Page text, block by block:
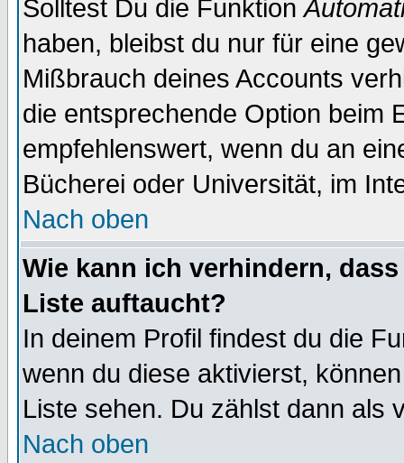
Solltest Du die Funktion
haben, bleibst du nur für eine
Mißbrauch deines Accounts
die entsprechende Option beim
empfehlenswert, wenn du an
Bücherei oder Universität, im
Nach oben
Wie kann ich verhindern,
Liste auftaucht?
In deinem Profil findest du die
wenn du diese aktivierst,
Liste sehen. Du zählst dann als
Nach oben